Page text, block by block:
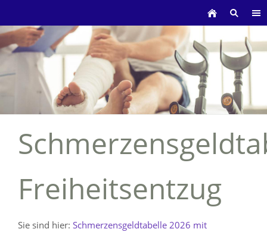
Freiheitsentzug
Sie sind hier: Schmerzensgeldtabelle 2026 mit